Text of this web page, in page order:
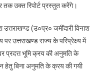
तक उक्त रिपोर्ट प्रस्तुत करेंगे।
(उ०प्र० जमींदारी विनाश
उत्तराखण्ड राज्य के परिप्रेक्ष्य में
प्रदत्त भूमि क्रय की अनुमति के
हेतु बिना अनुमति के क्रय की गयी